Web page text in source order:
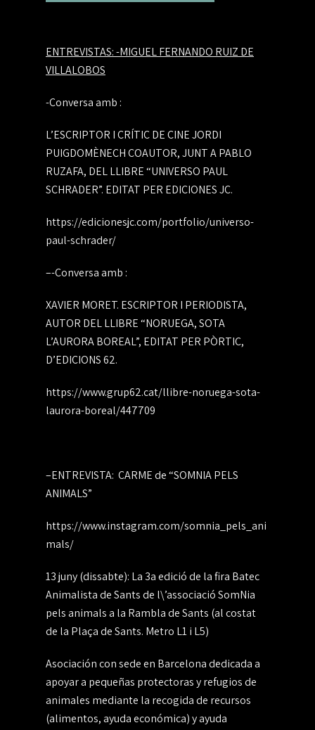
ENTREVISTAS:-MIGUEL FERNANDO RUIZ DE
VILLALOBOS
-Conversa amb :
L’ESCRIPTOR I CRÍTIC DE CINE JORDI
PUIGDOMÈNECH COAUTOR, JUNT A PABLO
RUZAFA, DEL LLIBRE “UNIVERSO PAUL
SCHRADER”. EDITAT PER EDICIONES JC.
https://edicionesjc.com/portfolio/universo-
paul-schrader/
–-Conversa amb :
XAVIER MORET. ESCRIPTOR I PERIODISTA,
AUTOR DEL LLIBRE “NORUEGA, SOTA
L’AURORA BOREAL”, EDITAT PER PÒRTIC,
D’EDICIONS 62.
https://www.grup62.cat/llibre-noruega-sota-
laurora-boreal/447709
–ENTREVISTA: CARME de “SOMNIA PELS
ANIMALS”
https://www.instagram.com/somnia_pels_ani
mals/
13 juny (dissabte): La 3a edició de la fira Batec
Animalista de Sants de l\’associació SomNia
pels animals a la Rambla de Sants (al costat
de la Plaça de Sants. Metro L1 i L5)
Asociación con sede en Barcelona dedicada a
apoyar a pequeñas protectoras y refugios de
animales mediante la recogida de recursos
(alimentos, ayuda económica) y ayuda